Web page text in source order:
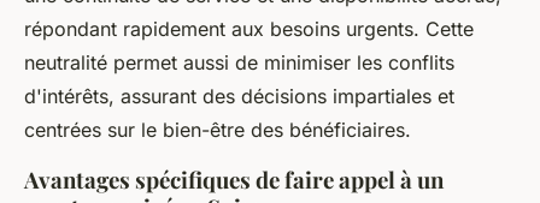
répondant rapidement aux besoins urgents. Cette
neutralité permet aussi de minimiser les conflits
d'intérêts, assurant des décisions impartiales et
centrées sur le bien-être des bénéficiaires.
Avantages spécifiques de faire appel à un